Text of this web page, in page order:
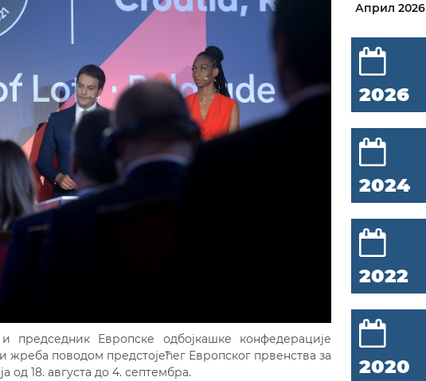
Европске одбојкашке конфедерације
поводом предстојећег Европског првенства за
од 18. августа до 4. септембра.
Април 2026
2026
2024
2022
2020